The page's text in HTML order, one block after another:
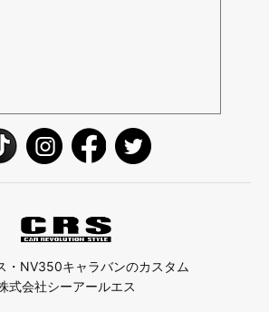
・NV350キャラバンのカスタム
式会社シーアールエス